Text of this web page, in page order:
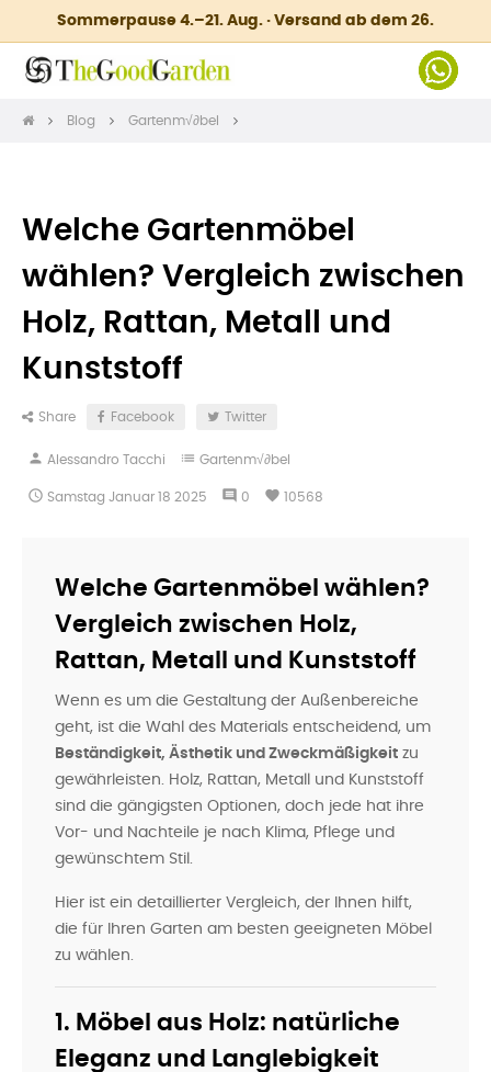
Sommerpause 4.–21. Aug. · Versand ab dem 26.
Blog Gartenm√∂bel
Welche Gartenmöbel
wählen? Vergleich zwischen
Holz, Rattan, Metall und
Kunststoff
Share Facebook Twitter
person Alessandro Tacchi list Gartenm√∂bel
 Samstag Januar 18 2025 comment 0 favorite 10568
Welche Gartenmöbel wählen?
Vergleich zwischen Holz,
Rattan, Metall und Kunststoff
Wenn es um die Gestaltung der Außenbereiche
geht, ist die Wahl des Materials entscheidend, um
Beständigkeit, Ästhetik und Zweckmäßigkeit zu
gewährleisten. Holz, Rattan, Metall und Kunststoff
sind die gängigsten Optionen, doch jede hat ihre
Vor- und Nachteile je nach Klima, Pflege und
gewünschtem Stil.
Hier ist ein detaillierter Vergleich, der Ihnen hilft,
die für Ihren Garten am besten geeigneten Möbel
zu wählen.
1. Möbel aus Holz: natürliche
Eleganz und Langlebigkeit